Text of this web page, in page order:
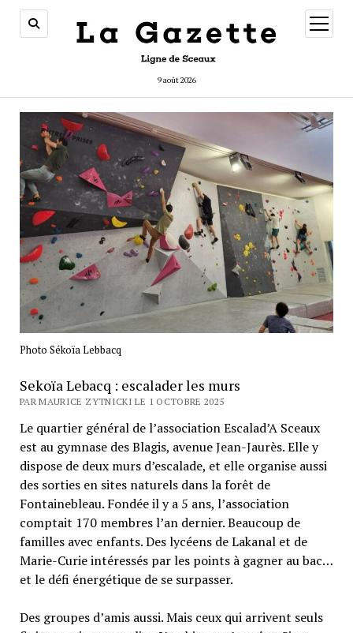
9 août 2026
ouvrir
menu
Photo Sékoïa Lebbacq
Sekoïa Lebacq : escalader les murs
PAR MAURICE ZYTNICKI LE 1 OCTOBRE 2025
Le quartier général de l’association Escalad’A Sceaux
est au gymnase des Blagis, avenue Jean-Jaurès. Elle y
dispose de deux murs d’escalade, et elle organise aussi
des sorties en sites naturels dans la forêt de
Fontainebleau. Fondée il y a 5 ans, l’association
comptait 170 membres l’an dernier. Beaucoup de
familles avec enfants. Des lycéens de Lakanal et de
Marie-Curie intéressés par les points à gagner au bac…
et le défi énergétique de se surpasser.
Des groupes d’amis aussi. Mais ceux qui arrivent seuls